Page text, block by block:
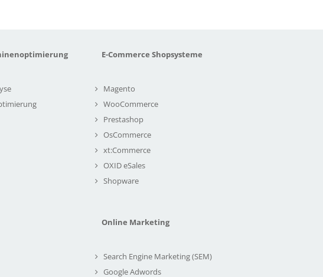
E-Commerce Shopsysteme
Magento
WooCommerce
Prestashop
OsCommerce
xt:Commerce
OXID eSales
Shopware
Online Marketing
Search Engine Marketing (SEM)
Google Adwords